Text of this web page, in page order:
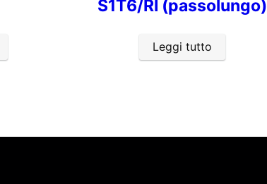
S1T6/RI (passolungo)
Leggi tutto